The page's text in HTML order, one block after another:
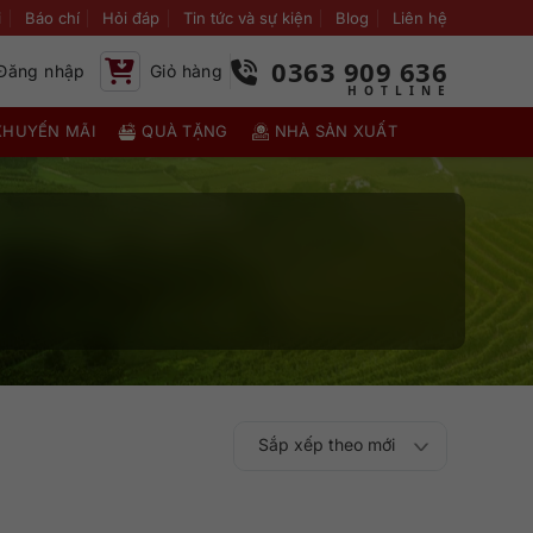
Báo chí Hỏi đáp Tin tức và sự kiện Blog Liên hệ
nhập Giỏ hàng 0363 909 636
MÃI QUÀ TẶNG NHÀ SẢN XUẤT
Sắp xếp theo
Sắp xếp theo mới